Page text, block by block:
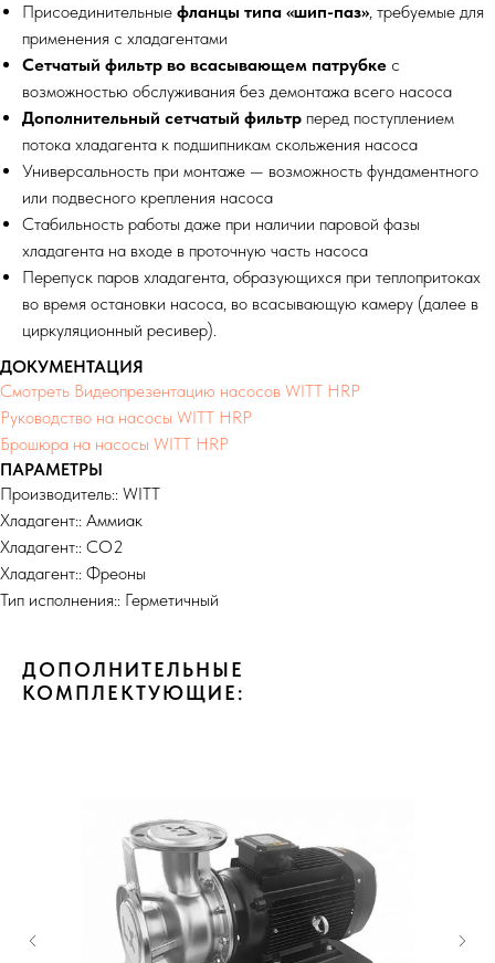
Присоединительные фланцы типа «шип-паз», требуемые для
применения с хладагентами
Сетчатый фильтр во всасывающем патрубке с
возможностью обслуживания без демонтажа всего насоса
Дополнительный сетчатый фильтр перед поступлением
потока хладагента к подшипникам скольжения насоса
Универсальность при монтаже — возможность фундаментного
или подвесного крепления насоса
Стабильность работы даже при наличии паровой фазы
хладагента на входе в проточную часть насоса
Перепуск паров хладагента, образующихся при теплопритоках
во время остановки насоса, во всасывающую камеру (далее в
циркуляционный ресивер).
ДОКУМЕНТАЦИЯ
Смотреть Видеопрезентацию насосов WITT HRP
Руководство на насосы WITT HRP
Брошюра на насосы WITT HRP
ПАРАМЕТРЫ
Производитель:: WITT
Хладагент:: Аммиак
Хладагент:: СО2
Хладагент:: Фреоны
Тип исполнения:: Герметичный
ДОПОЛНИТЕЛЬНЫЕ
КОМПЛЕКТУЮЩИЕ: